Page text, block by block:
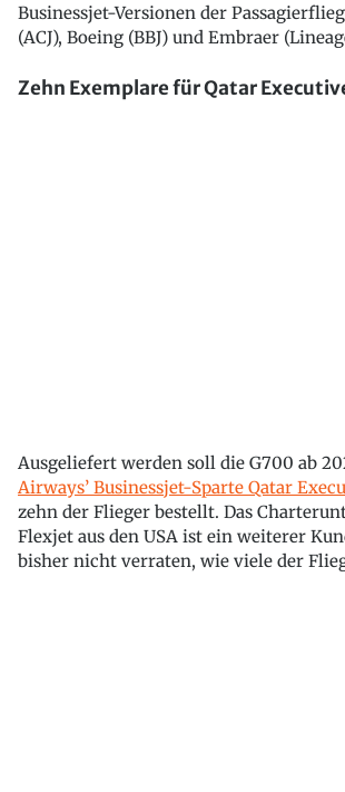
Businessjet-Versionen der
(ACJ), Boeing (BBJ) und Embraer
Zehn Exemplare für Qatar
Ausgeliefert werden soll die G700 ab
Airways’ Businessjet-Sparte Qatar
zehn der Flieger bestellt. Das
Flexjet aus den USA ist ein weiterer
bisher nicht verraten, wie viele der